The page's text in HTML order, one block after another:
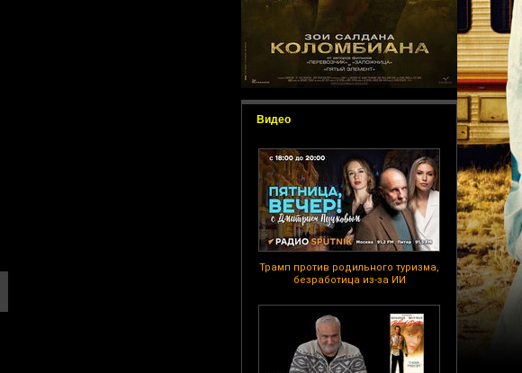
Видео
Трамп против родильного туризма,
безработица из-за ИИ